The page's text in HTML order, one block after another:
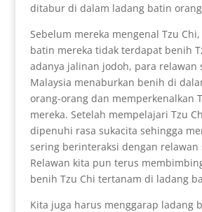
ditabur di dalam ladang batin
Sebelum mereka mengenal Tzu
batin mereka tidak terdapat benih
adanya jalinan jodoh, para relawan
Malaysia menaburkan benih di
orang-orang dan memperkenalkan
mereka. Setelah mempelajari Tzu
dipenuhi rasa sukacita sehingga
sering berinteraksi dengan relawan
Relawan kita pun terus
benih Tzu Chi tertanam di ladang
Kita juga harus menggarap ladang